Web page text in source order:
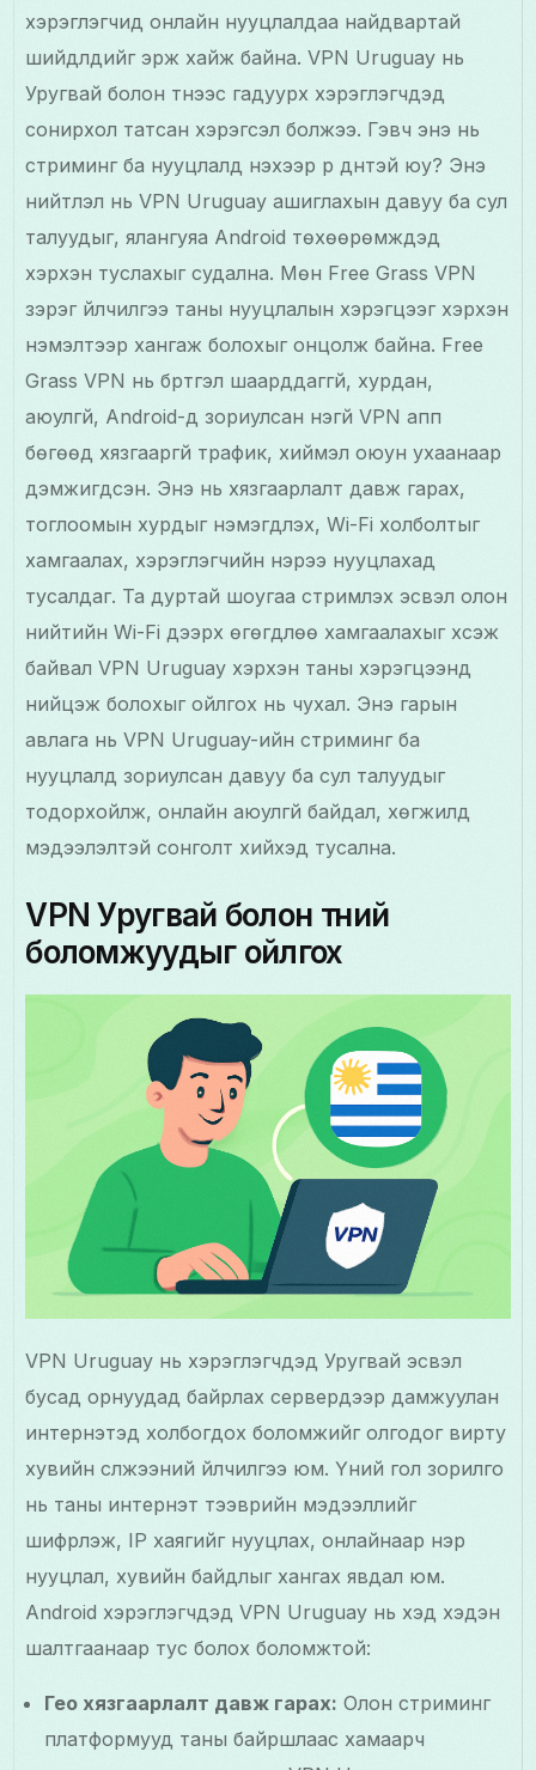
хэрэглэгчид онлайн нууцлалдаа найдвартай
шийдлүүдийг эрж хайж байна. VPN Uruguay нь
Уругвай болон түүнээс гадуурх хэрэглэгчдэд
сонирхол татсан хэрэгсэл болжээ. Гэвч энэ нь
стриминг ба нууцлалд үнэхээр үр дүнтэй юу? Энэ
нийтлэл нь VPN Uruguay ашиглахын давуу ба сул
талуудыг, ялангуяа Android төхөөрөмжүүдэд
хэрхэн туслахыг судална. Мөн Free Grass VPN
зэрэг үйлчилгээ таны нууцлалын хэрэгцээг хэрхэн
нэмэлтээр хангаж болохыг онцолж байна. Free
Grass VPN нь бүртгэл шаарддаггүй, хурдан,
аюулгүй, Android-д зориулсан үнэгүй VPN апп
бөгөөд хязгааргүй трафик, хиймэл оюун ухаанаар
дэмжигдсэн. Энэ нь хязгаарлалт давж гарах,
тоглоомын хурдыг нэмэгдүүлэх, Wi-Fi холболтыг
хамгаалах, хэрэглэгчийн нэрээ нууцлахад
тусалдаг. Та дуртай шоугаа стримлэх эсвэл олон
нийтийн Wi-Fi дээрх өгөгдлөө хамгаалахыг хүсэж
байвал VPN Uruguay хэрхэн таны хэрэгцээнд
нийцэж болохыг ойлгох нь чухал. Энэ гарын
авлага нь VPN Uruguay-ийн стриминг ба
нууцлалд зориулсан давуу ба сул талуудыг
тодорхойлж, онлайн аюулгүй байдал, хөгжилд
мэдээлэлтэй сонголт хийхэд тусална.
VPN Уругвай болон түүний
боломжуудыг ойлгох
VPN Uruguay нь хэрэглэгчдэд Уругвай эсвэл
бусад орнуудад байрлах серверүүдээр дамжуулан
интернэтэд холбогдох боломжийг олгодог вирту
хувийн сүлжээний үйлчилгээ юм. Үүний гол зорилго
нь таны интернэт тээврийн мэдээллийг
шифрлэж, IP хаягийг нууцлах, онлайнаар нэр
нууцлал, хувийн байдлыг хангах явдал юм.
Android хэрэглэгчдэд VPN Uruguay нь хэд хэдэн
шалтгаанаар тус болох боломжтой:
Гео хязгаарлалт давж гарах: Олон стриминг
платформууд таны байршлаас хамаарч